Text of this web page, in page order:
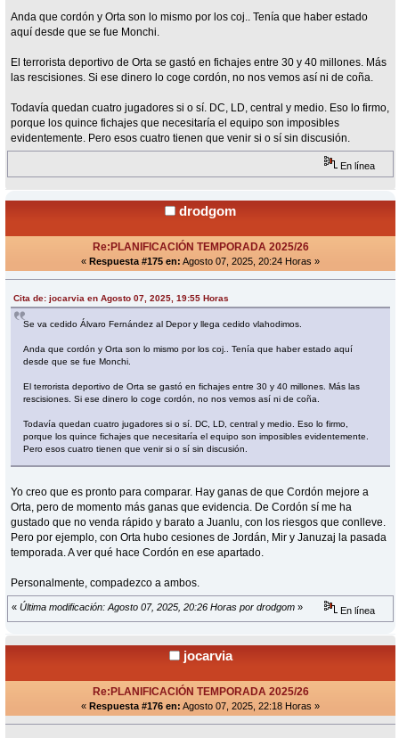
Anda que cordón y Orta son lo mismo por los coj.. Tenía que haber estado
aquí desde que se fue Monchi.
El terrorista deportivo de Orta se gastó en fichajes entre 30 y 40 millones. Más
las rescisiones. Si ese dinero lo coge cordón, no nos vemos así ni de coña.
Todavía quedan cuatro jugadores si o sí. DC, LD, central y medio. Eso lo firmo,
porque los quince fichajes que necesitaría el equipo son imposibles
evidentemente. Pero esos cuatro tienen que venir si o sí sin discusión.
En línea
drodgom
Re:PLANIFICACIÓN TEMPORADA 2025/26
« Respuesta #175 en: Agosto 07, 2025, 20:24 Horas »
Cita de: jocarvia en Agosto 07, 2025, 19:55 Horas
Se va cedido Álvaro Fernández al Depor y llega cedido vlahodimos.
Anda que cordón y Orta son lo mismo por los coj.. Tenía que haber estado aquí
desde que se fue Monchi.
El terrorista deportivo de Orta se gastó en fichajes entre 30 y 40 millones. Más las
rescisiones. Si ese dinero lo coge cordón, no nos vemos así ni de coña.
Todavía quedan cuatro jugadores si o sí. DC, LD, central y medio. Eso lo firmo,
porque los quince fichajes que necesitaría el equipo son imposibles evidentemente.
Pero esos cuatro tienen que venir si o sí sin discusión.
Yo creo que es pronto para comparar. Hay ganas de que Cordón mejore a
Orta, pero de momento más ganas que evidencia. De Cordón sí me ha
gustado que no venda rápido y barato a Juanlu, con los riesgos que conlleve.
Pero por ejemplo, con Orta hubo cesiones de Jordán, Mir y Januzaj la pasada
temporada. A ver qué hace Cordón en ese apartado.
Personalmente, compadezco a ambos.
« Última modificación: Agosto 07, 2025, 20:26 Horas por drodgom » En línea
jocarvia
Re:PLANIFICACIÓN TEMPORADA 2025/26
« Respuesta #176 en: Agosto 07, 2025, 22:18 Horas »